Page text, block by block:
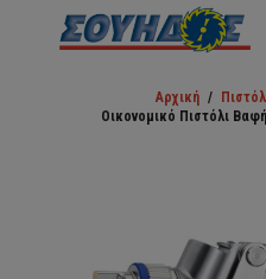
Αρχική /
Οικονομικό Πιστόλι